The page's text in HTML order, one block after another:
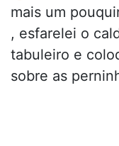
mais um
, esfarelei o
tabuleiro e
sobre as